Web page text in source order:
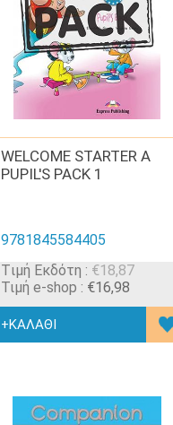
WELCOME STARTER A
PUPIL'S PACK 1
9781845584405
Tιμή Εκδότη : €18,87
Τιμή e-shop : €16,98